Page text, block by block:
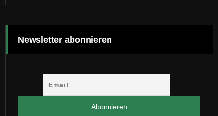
Newsletter abonnieren